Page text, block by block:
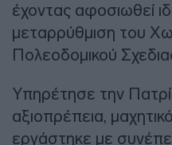
έχοντας αφοσιωθεί
μεταρρύθμιση του
Πολεοδομικού
Υπηρέτησε την
αξιοπρέπεια,
εργάστηκε με